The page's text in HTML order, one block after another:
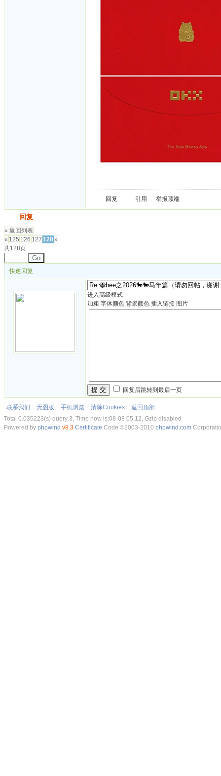
回复 引用 举报顶端
回复
« 返回列表
« 125 126 127 128»
共128页
Go
快速回复
进入高级模式
加粗 字体颜色 背景颜色 插入链接 图片
提 交 回复后跳转到最后一页
联系我们 无图版 手机浏览 清除Cookies
返回顶部
Total 0.035223(s) query 3, Time now is:08-08 05:12, Gzip disabled
Powered by phpwind v8.3 Certificate Code ©2003-2010 phpwind.com